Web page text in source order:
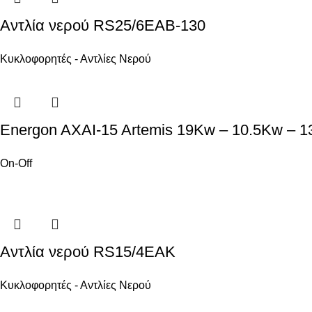
Αντλία νερού RS25/6EAB-130
Κυκλοφορητές - Αντλίες Νερού
Energon AXAI-15 Artemis 19Kw – 10.5Kw –
On-Off
Αντλία νερού RS15/4EAK
Κυκλοφορητές - Αντλίες Νερού